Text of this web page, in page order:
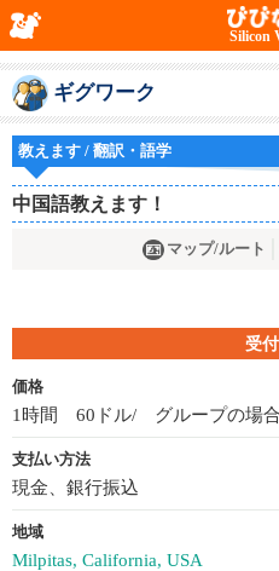
Silicon
ギグワーク
教えます / 翻訳・語学
中国語教えます！
マップ/ルート
受
価格
1時間 60ドル/ グループの場
支払い方法
現金、銀行振込
地域
Milpitas, California, USA